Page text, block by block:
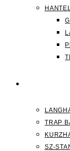
TRAP
SZ-